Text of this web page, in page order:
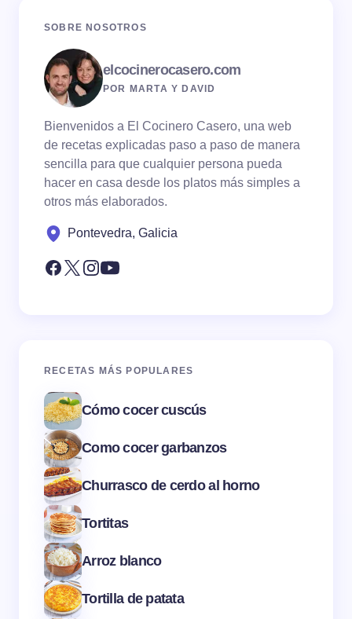
SOBRE NOSOTROS
elcocinerocasero.com
POR MARTA Y DAVID
Bienvenidos a El Cocinero Casero, una web
de recetas explicadas paso a paso de manera
sencilla para que cualquier persona pueda
hacer en casa desde los platos más simples a
otros más elaborados.
Pontevedra, Galicia
RECETAS MÁS POPULARES
Cómo cocer cuscús
Como cocer garbanzos
Churrasco de cerdo al horno
Tortitas
Arroz blanco
Tortilla de patata